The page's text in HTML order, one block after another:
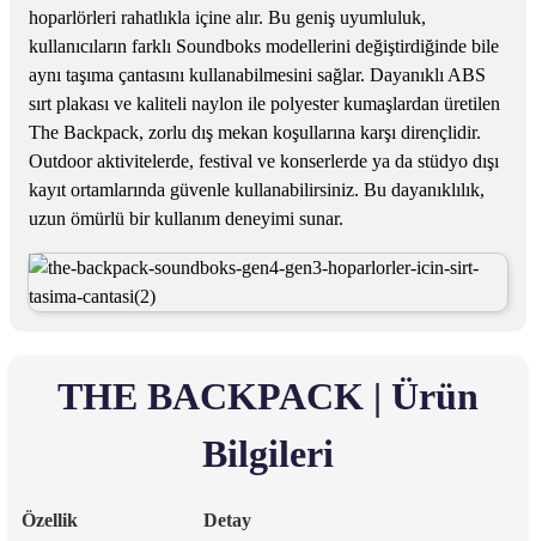
hoparlörleri rahatlıkla içine alır. Bu geniş uyumluluk,
kullanıcıların farklı Soundboks modellerini değiştirdiğinde bile
aynı taşıma çantasını kullanabilmesini sağlar. Dayanıklı ABS
sırt plakası ve kaliteli naylon ile polyester kumaşlardan üretilen
The Backpack, zorlu dış mekan koşullarına karşı dirençlidir.
Outdoor aktivitelerde, festival ve konserlerde ya da stüdyo dışı
kayıt ortamlarında güvenle kullanabilirsiniz. Bu dayanıklılık,
uzun ömürlü bir kullanım deneyimi sunar.
THE BACKPACK | Ürün
Bilgileri
Özellik Detay